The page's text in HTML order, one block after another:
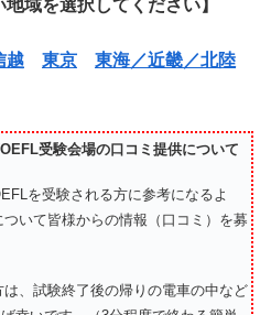
域を選択してください】
越 東京
東海／近畿／北陸
受験会場の口コミ提供について
を受験される方に参考になるよ
いて皆様からの情報（口コミ）を募
、試験終了後の帰りの電車の中など